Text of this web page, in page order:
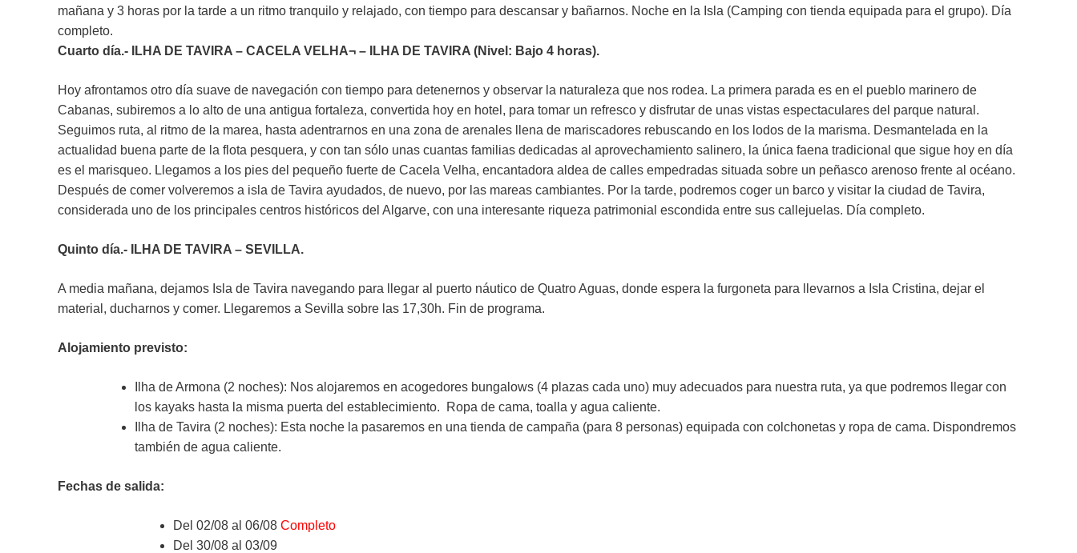
mañana y 3 horas por la tarde a un ritmo tranquilo y relajado, con tiempo para descansar y bañarnos. Noche en la Isla (Camping con tienda equipada para el grupo). Día
completo.
Cuarto día.- ILHA DE TAVIRA – CACELA VELHA¬ – ILHA DE TAVIRA (Nivel: Bajo 4 horas).
Hoy afrontamos otro día suave de navegación con tiempo para detenernos y observar la naturaleza que nos rodea. La primera parada es en el pueblo marinero de
Cabanas, subiremos a lo alto de una antigua fortaleza, convertida hoy en hotel, para tomar un refresco y disfrutar de unas vistas espectaculares del parque natural.
Seguimos ruta, al ritmo de la marea, hasta adentrarnos en una zona de arenales llena de mariscadores rebuscando en los lodos de la marisma. Desmantelada en la
actualidad buena parte de la flota pesquera, y con tan sólo unas cuantas familias dedicadas al aprovechamiento salinero, la única faena tradicional que sigue hoy en día
es el marisqueo. Llegamos a los pies del pequeño fuerte de Cacela Velha, encantadora aldea de calles empedradas situada sobre un peñasco arenoso frente al océano.
Después de comer volveremos a isla de Tavira ayudados, de nuevo, por las mareas cambiantes. Por la tarde, podremos coger un barco y visitar la ciudad de Tavira,
considerada uno de los principales centros históricos del Algarve, con una interesante riqueza patrimonial escondida entre sus callejuelas. Día completo.
Quinto día.- ILHA DE TAVIRA – SEVILLA.
A media mañana, dejamos Isla de Tavira navegando para llegar al puerto náutico de Quatro Aguas, donde espera la furgoneta para llevarnos a Isla Cristina, dejar el
material, ducharnos y comer. Llegaremos a Sevilla sobre las 17,30h. Fin de programa.
Alojamiento previsto:
Ilha de Armona (2 noches): Nos alojaremos en acogedores bungalows (4 plazas cada uno) muy adecuados para nuestra ruta, ya que podremos llegar con
los kayaks hasta la misma puerta del establecimiento. Ropa de cama, toalla y agua caliente.
Ilha de Tavira (2 noches): Esta noche la pasaremos en una tienda de campaña (para 8 personas) equipada con colchonetas y ropa de cama. Dispondremos
también de agua caliente.
Fechas de salida:
Del 02/08 al 06/08 Completo
Del 30/08 al 03/09